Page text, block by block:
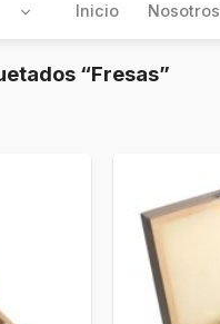
Inicio Nosotros
“Fresas”